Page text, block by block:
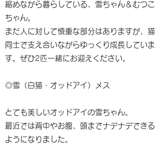
縮めながら暮らしている、雪ちゃん＆むつこ
ちゃん。
まだ人に対して慎重な部分はありますが、猫
同士で支え合いながらゆっくり成長していま
す。ぜひ2匹一緒にお迎えください。
◎雪（白猫・オッドアイ）メス
とても美しいオッドアイの雪ちゃん。
最近では背中やお腹、頭までナデナデできる
ようになりました。